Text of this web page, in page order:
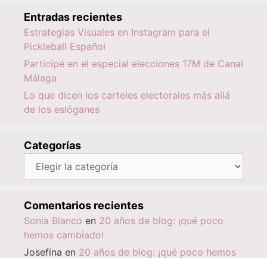
Entradas recientes
Estrategias Visuales en Instagram para el
Pickleball Español
Participé en el especial elecciones 17M de Canal
Málaga
Lo que dicen los carteles electorales más allá
de los eslóganes
Categorías
Comentarios recientes
Sonia Blanco en 20 años de blog: ¡qué poco
hemos cambiado!
Josefina en 20 años de blog: ¡qué poco hemos